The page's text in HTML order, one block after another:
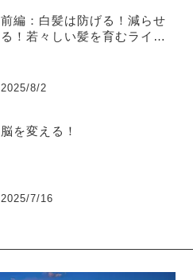
前編：白髪は防げる！減らせ
る！若々しい髪を育むライフ
2025/8/2
脳を変える！
2025/7/16